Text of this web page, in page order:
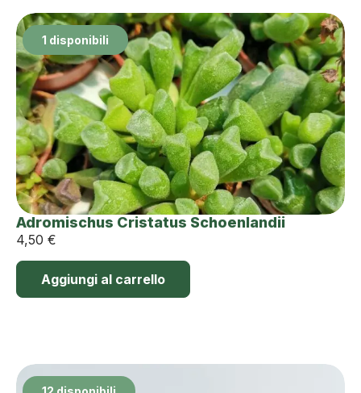
1 disponibili
Adromischus Cristatus Schoenlandii
4,50 €
Aggiungi al carrello